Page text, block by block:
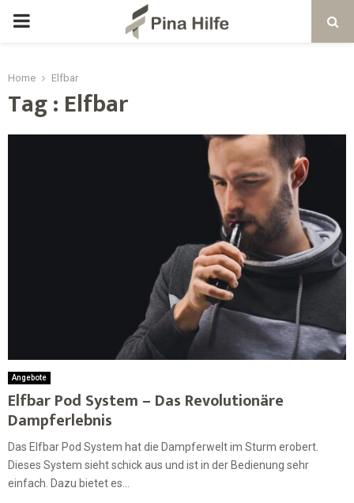
Home Elfbar
Tag : Elfbar
Angebote
Elfbar Pod System – Das Revolutionäre
Dampferlebnis
Das Elfbar Pod System hat die Dampferwelt im Sturm erobert.
Dieses System sieht schick aus und ist in der Bedienung sehr
einfach. Dazu bietet es...